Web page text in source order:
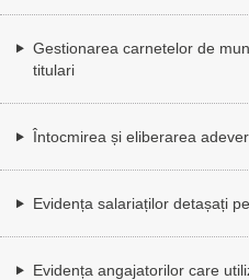
Gestionarea carnetelor de
titulari
Întocmirea și eliberarea
Evidența salariaților detașați
Evidența angajatorilor care